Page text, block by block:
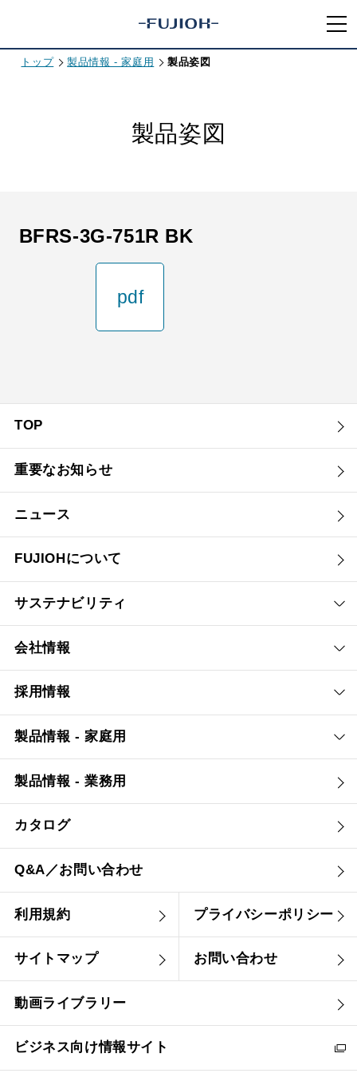
トップ 製品情報 - 家庭用 製品姿図
製品姿図
BFRS-3G-751R BK
pdf
TOP
重要なお知らせ
ニュース
FUJIOHについて
サステナビリティ
会社情報
採用情報
製品情報 - 家庭用
製品情報 - 業務用
カタログ
Q&A／お問い合わせ
利用規約 プライバシーポリシー
サイトマップ お問い合わせ
動画ライブラリー
ビジネス向け情報サイト